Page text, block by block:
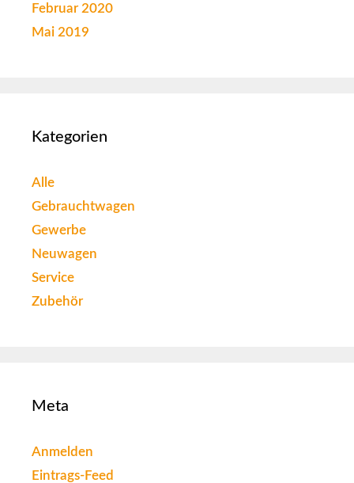
Februar 2020
Mai 2019
Kategorien
Alle
Gebrauchtwagen
Gewerbe
Neuwagen
Service
Zubehör
Meta
Anmelden
Eintrags-Feed